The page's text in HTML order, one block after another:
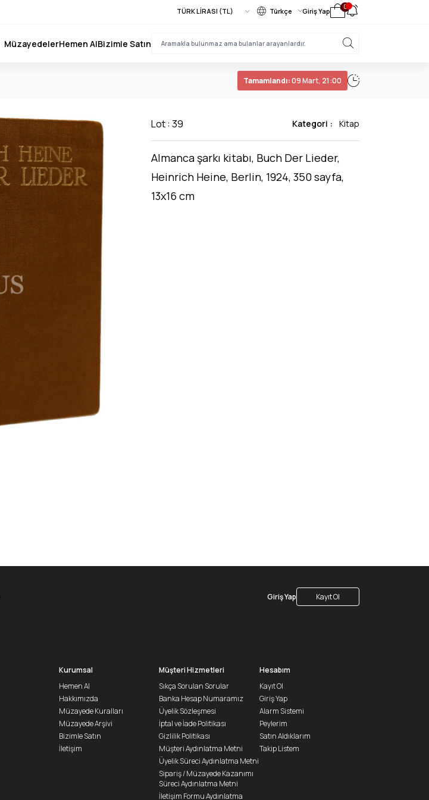
Türkçe Giriş Yap 0
MüzayedelerHemen AlBizimle Satın
Tamamlandı:09 Mart, 21:00
Lot : 39 Kategori : Kitap
Almanca şarkı kitabı, Buch Der Lieder,
Heinrich Heine, Berlin, 1924, 350 sayfa,
13x16 cm
Giriş Yap Kayıt Ol
Kurumsal
Hemen Al
Hakkımızda
Müzayede Kuralları
Müzayede Arşivi
Bizimle Satın
İletişim
Müşteri Hizmetleri
Sıkça Sorulan Sorular
Banka Hesap Numaramız
Üyelik Sözleşmesi
İptal ve İade Politikası
Gizlilik Politikası
Müşteri Aydınlatma Metni
Üyelik Süreci Aydınlatma Metni
Sipariş / Müzayede Kazanımı
Süreci Aydınlatma Metni
İletişim Formu Aydınlatma
Hesabım
Kayıt Ol
Giriş Yap
Alarm Sistemi
Peylerim
Satın Aldıklarım
Takip Listem